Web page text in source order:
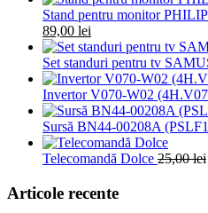
Stand pentru monitor
Prețul
inițial
a
fost:
100,00 lei.
89,00 lei
curent
este:
89,00 lei.
Set standuri pentru tv
Invertor V070-W02
Sursă BN44-00208A
Telecomandă Dolce 25,00lei
Articole recente